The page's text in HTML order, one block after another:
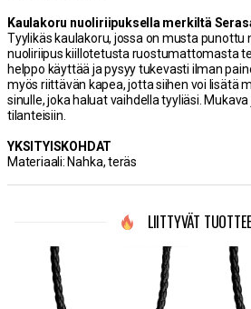
Kaulakoru nuoliriipuksella merkiltä
Tyylikäs kaulakoru, jossa on musta punottu
nuoliriipus kiillotetusta ruostumattomasta
helppo käyttää ja pysyy tukevasti ilman
myös riittävän kapea, jotta siihen voi lisätä
sinulle, joka haluat vaihdella tyyliäsi.
tilanteisiin.
YKSITYISKOHDAT
Materiaali: Nahka, teräs
LIITTYVÄT